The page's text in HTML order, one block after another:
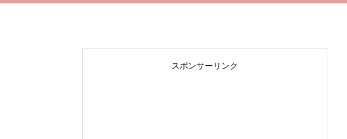
スポンサーリンク